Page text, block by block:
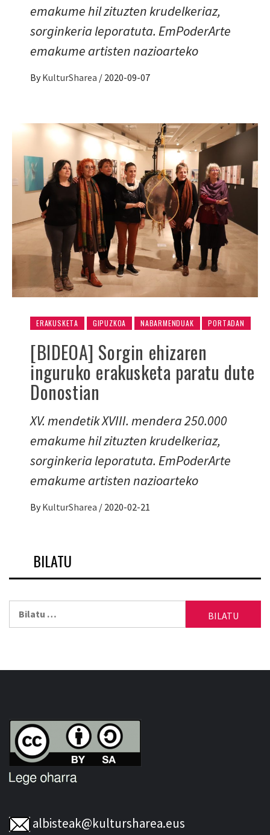
emakume hil zituzten krudelkeriaz,
sorginkeria leporatuta. EmPoderArte
emakume artisten nazioarteko
By KulturSharea / 2020-09-07
ERAKUSKETA GIPUZKOA NABARMENDUAK PORTADAN
[BIDEOA] Sorgin ehizaren
inguruko erakusketa paratu dute
Donostian
XV. mendetik XVIII. mendera 250.000
emakume hil zituzten krudelkeriaz,
sorginkeria leporatuta. EmPoderArte
emakume artisten nazioarteko
By KulturSharea / 2020-02-21
BILATU
albisteak@kultursharea.eus